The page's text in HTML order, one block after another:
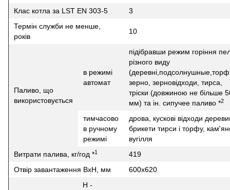
Клас котла за LST EN 303-5
3
Термін служби не менше,
років
10
Паливо, що
використовується
в режимі
автомат
підібравши режим горіння
різного виду
зерно, зерновідходи, тирса,
тріски (довжиною не більше
мм) та ін. сипучее паливо *2
тимчасово
в ручному
режимі
дрова, кускові відходи
брикети тирси і торфу,
вугілля
Витрати палива, кг/год *1
419
Отвір завантаження ВхН, мм
600x620
H -